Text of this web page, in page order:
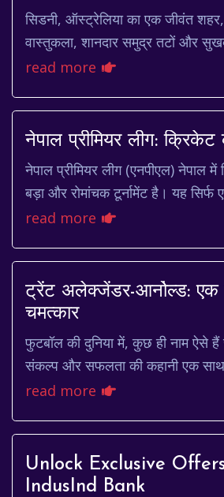
सिडनी, ऑस्ट्रेलिया का एक जीवंत शहर,
वास्तुकला, शानदार समुद्र तटों और
जाना जाता है। यहां का मौसम
read more
नेपाल प्रीमियर लीग:
नेपाल प्रीमियर लीग (एनपीएल) नेपाल
बड़ा और रोमांचक टूर्नामेंट है। यह
एक उत्सव है, एक ऐसा मंच है जहाँ युवा प...
read more
ट्रेंट अलेक्जेंडर-आर्नोल्ड:
चमत्कार
फुटबॉल की दुनिया में, कुछ ही नाम ऐसे हैं
संकल्प और सफलता की कहानी एक
अलेक्जेंडर-आर्नोल्ड, लिवरपूल और इंग्लै...
read more
Unlock Exclusive
IndusInd Bank